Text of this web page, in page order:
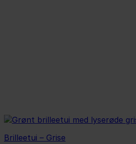
Brilleetui – Grise